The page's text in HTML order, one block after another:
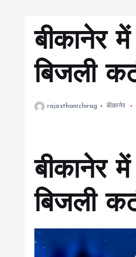
बीकानेर में
बिजली
rajasthanichirag बीकानेर
बीकानेर में
बिजली